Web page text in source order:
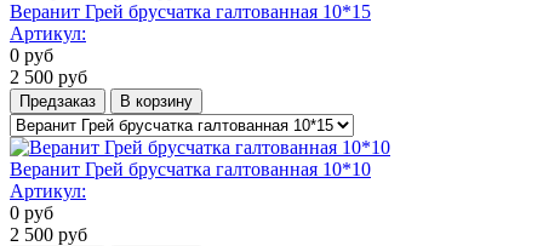
Веранит Грей брусчатка галтованная 10*15
Артикул:
0 руб
2 500 руб
Предзаказ В корзину
Веранит Грей брусчатка галтованная 10*10
Артикул:
0 руб
2 500 руб